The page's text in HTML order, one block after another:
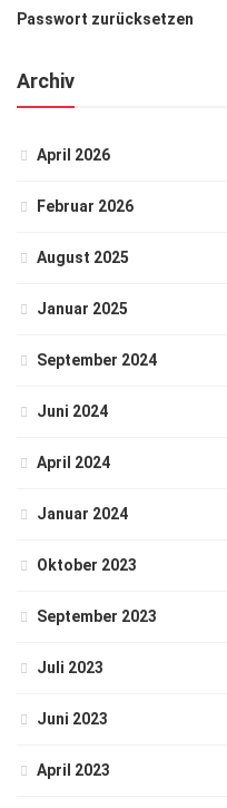
Passwort zurücksetzen
Archiv
April 2026
Februar 2026
August 2025
Januar 2025
September 2024
Juni 2024
April 2024
Januar 2024
Oktober 2023
September 2023
Juli 2023
Juni 2023
April 2023